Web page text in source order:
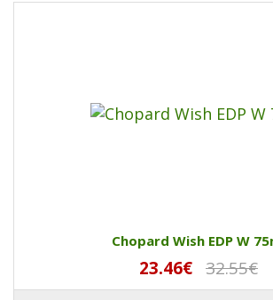
Chopard Wish EDP W
23.46€ 32.55€